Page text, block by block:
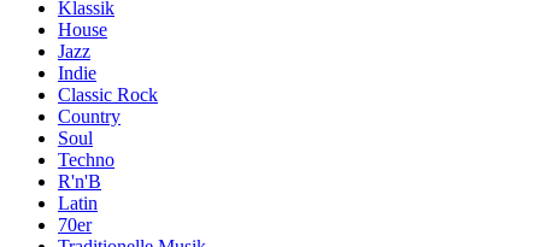
Klassik
House
Jazz
Indie
Classic Rock
Country
Soul
Techno
R'n'B
Latin
70er